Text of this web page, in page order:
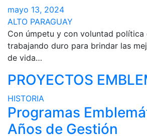
mayo 13, 2024
ALTO PARAGUAY
Con úmpetu y con voluntad política
trabajando duro para brindar las
de vida…
PROYECTOS
HISTORIA
Programas
Años de Gestión